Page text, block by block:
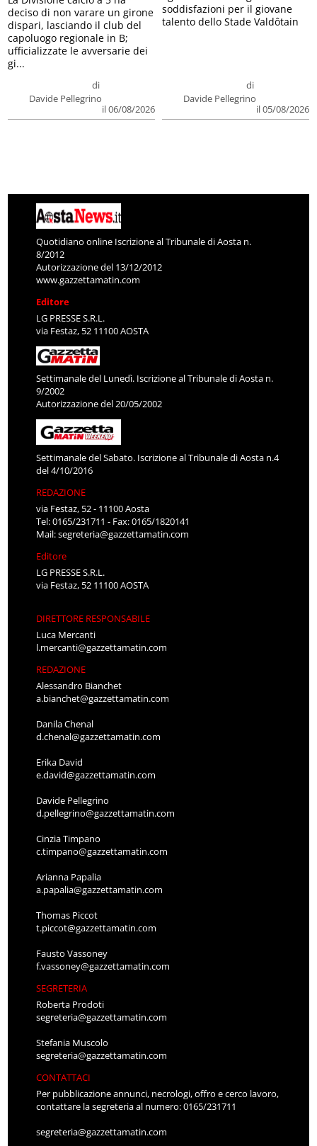
di
Davide Pellegrino
il 06/08/2026
deciso di non varare un girone
dispari, lasciando il club del
capoluogo regionale in B;
ufficializzate le avversarie dei
gi...
di
Davide Pellegrino
il 05/08/2026
soddisfazioni per il giovane
talento dello Stade Valdôtain
Quotidiano online Iscrizione al Tribunale di Aosta n.
8/2012
Autorizzazione del 13/12/2012
www.gazzettamatin.com
Editore
LG PRESSE S.R.L.
via Festaz, 52 11100 AOSTA
Settimanale del Lunedì. Iscrizione al Tribunale di Aosta n.
9/2002
Autorizzazione del 20/05/2002
Settimanale del Sabato. Iscrizione al Tribunale di Aosta n.4
del 4/10/2016
REDAZIONE
via Festaz, 52 - 11100 Aosta
Tel: 0165/231711 - Fax: 0165/1820141
Mail:segreteria@gazzettamatin.com
Editore
LG PRESSE S.R.L.
via Festaz, 52 11100 AOSTA
DIRETTORE RESPONSABILE
Luca Mercanti
l.mercanti@gazzettamatin.com
REDAZIONE
Alessandro Bianchet
a.bianchet@gazzettamatin.com
Danila Chenal
d.chenal@gazzettamatin.com
Erika David
e.david@gazzettamatin.com
Davide Pellegrino
d.pellegrino@gazzettamatin.com
Cinzia Timpano
c.timpano@gazzettamatin.com
Arianna Papalia
a.papalia@gazzettamatin.com
Thomas Piccot
t.piccot@gazzettamatin.com
Fausto Vassoney
f.vassoney@gazzettamatin.com
SEGRETERIA
Roberta Prodoti
segreteria@gazzettamatin.com
Stefania Muscolo
segreteria@gazzettamatin.com
CONTATTACI
Per pubblicazione annunci, necrologi, offro e cerco lavoro,
contattare la segreteria al numero: 0165/231711
segreteria@gazzettamatin.com